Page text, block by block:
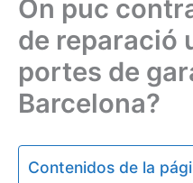
On puc
de reparació
portes de
Barcelona?
Contenidos de la